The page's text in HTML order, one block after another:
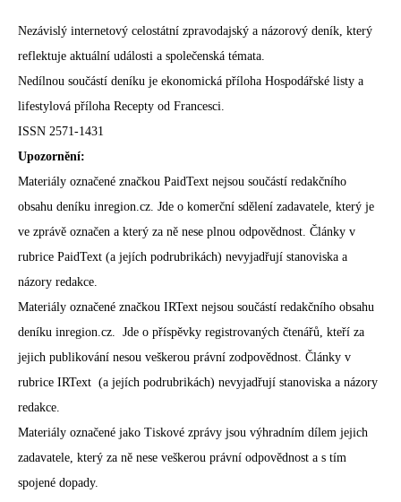
Nezávislý internetový celostátní zpravodajský a názorový deník, který
reflektuje aktuální události a společenská témata.
Nedílnou součástí deníku je ekonomická příloha Hospodářské listy a
lifestylová příloha Recepty od Francesci.
ISSN 2571-1431
Upozornění:
Materiály označené značkou PaidText nejsou součástí redakčního
obsahu deníku inregion.cz. Jde o komerční sdělení zadavatele, který je
ve zprávě označen a který za ně nese plnou odpovědnost. Články v
rubrice PaidText (a jejích podrubrikách) nevyjadřují stanoviska a
názory redakce.
Materiály označené značkou IRText nejsou součástí redakčního obsahu
deníku inregion.cz. Jde o příspěvky registrovaných čtenářů, kteří za
jejich publikování nesou veškerou právní zodpovědnost. Články v
rubrice IRText (a jejích podrubrikách) nevyjadřují stanoviska a názory
redakce.
Materiály označené jako Tiskové zprávy jsou výhradním dílem jejich
zadavatele, který za ně nese veškerou právní odpovědnost a s tím
spojené dopady.